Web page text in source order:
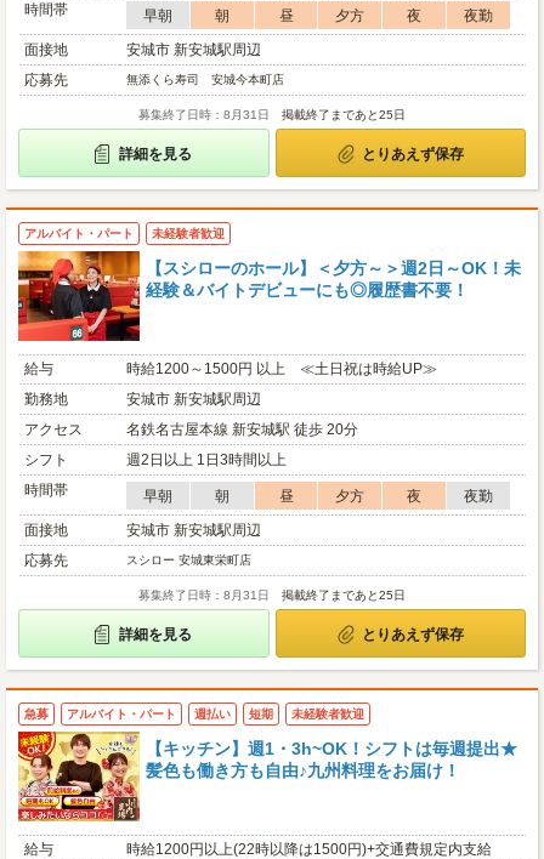
時間帯
早朝 朝 昼 夕方 夜
夜勤
面接地
安城市 新安城駅周辺
応募先
無添くら寿司 安城今本町店
募集終了日時：8月31日 掲載終了まであと25日
詳細を見る とりあえず保存
アルバイト・パート 未経験者歓迎
【スシローのホール】＜夕方～＞週2日～OK！未
経験＆バイトデビューにも◎履歴書不要！
給与
時給1200～1500円 以上 ≪土日祝は時給UP≫
勤務地
安城市 新安城駅周辺
アクセス
名鉄名古屋本線 新安城駅 徒歩 20分
シフト
週2日以上 1日3時間以上
時間帯
早朝 朝 昼 夕方 夜
夜勤
面接地
安城市 新安城駅周辺
応募先
スシロー 安城東栄町店
募集終了日時：8月31日 掲載終了まであと25日
詳細を見る とりあえず保存
急募 アルバイト・パート 週払い 短期 未経験者歓迎
【キッチン】週1・3h~OK！シフトは毎週提出★
髪色も働き方も自由♪九州料理をお届け！
給与
時給1200円以上(22時以降は1500円)+交通費規定内支給